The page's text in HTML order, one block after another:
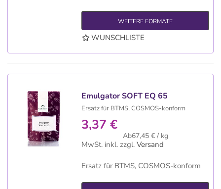
WEITERE FORMATE
WUNSCHLISTE
Emulgator SOFT EQ 65
Ersatz für BTMS, COSMOS-konform
3,37 €
Ab67,45 € / kg
MwSt. inkl. zzgl. Versand
Ersatz für BTMS, COSMOS-konform